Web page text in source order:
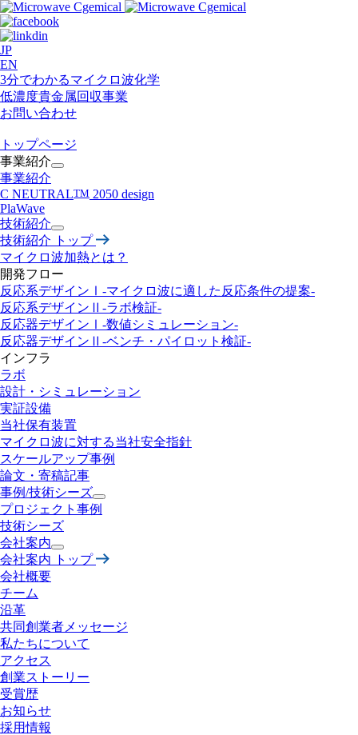
JP
EN
3分でわかるマイクロ波化学
低濃度貴金属回収事業​
お問い合わせ
トップページ
事業紹介
事業紹介
C NEUTRALTM 2050 design
PlaWave
技術紹介
技術紹介 トップ
マイクロ波加熱とは？
開発フロー
反応系デザインⅠ-マイクロ波に適した反応条件の提案-
反応系デザインⅡ -ラボ検証-
反応器デザインⅠ -数値シミュレーション-
反応器デザインⅡ -ベンチ・パイロット検証-
インフラ
ラボ
設計・ シミュレーション
実証設備
当社保有装置
マイクロ波に対する当社安全指針
スケールアップ事例
論文・寄稿記事
事例/技術シーズ
プロジェクト事例
技術シーズ
会社案内
会社案内 トップ
会社概要
チーム
沿革
共同創業者メッセージ
私たちについて
アクセス
創業ストーリー
受賞歴
お知らせ
採用情報